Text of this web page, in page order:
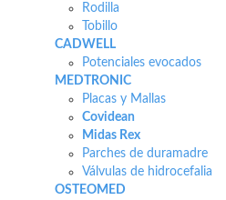
Rodilla
Tobillo
CADWELL
Potenciales evocados
MEDTRONIC
Placas y Mallas
Covidean
Midas Rex
Parches de duramadre
Válvulas de hidrocefalia
OSTEOMED